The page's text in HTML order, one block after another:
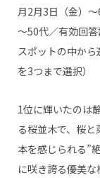
月2月3日（金）
～50代／有効回
スポットの中か
を3つまで選択）
1位に輝いたのは
る桜並木で、桜
本を感じられる”
に咲き誇る優美